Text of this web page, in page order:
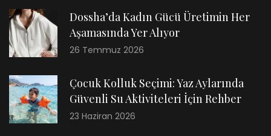
Dossha’da Kadın Gücü Üretimin Her
Aşamasında Yer Alıyor
26 Temmuz 2026
Çocuk Kolluk Seçimi: Yaz Aylarında
Güvenli Su Aktiviteleri İçin Rehber
23 Haziran 2026